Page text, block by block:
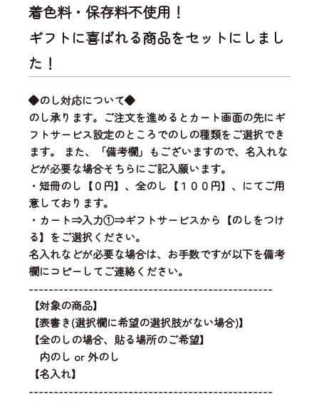
着色料・保存料不使用！
ギフトに喜ばれる商品をセットにしまし
た！
◆のし対応について◆
のし承ります。ご注文を進めるとカート画面の先にギ
フトサービス設定のところでのしの種類をご選択でき
ます。 また、「備考欄」もございますので、名入れな
どが必要な場合そちらにご記入願います。
・短冊のし【０円】、全のし【１００円】、にてご用
意しております。
・カート⇒入力①⇒ギフトサービスから【のしをつけ
る】をご選択ください。
名入れなどが必要な場合は、お手数ですが以下を備考
欄にコピーしてご連絡ください。
-------------------------------------------------
【対象の商品】
【表書き(選択欄に希望の選択肢がない場合)】
【全のしの場合、貼る場所のご希望】
内のし or 外のし
【名入れ】
-------------------------------------------------